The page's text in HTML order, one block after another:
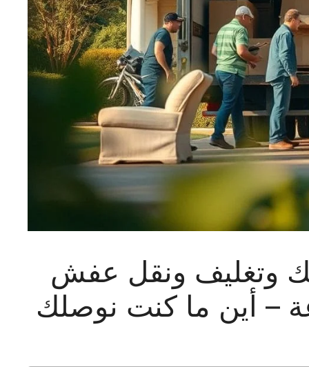
وتغليف ونقل عفش